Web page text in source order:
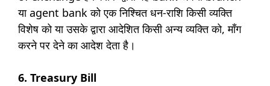
या agent bank को एक निश्चित धन-राशि किसी व्यक्ति
विशेष को या उसके द्वारा आदेशित किसी अन्य व्यक्ति को, माँग
करने पर देने का आदेश देता है।
6. Treasury Bill